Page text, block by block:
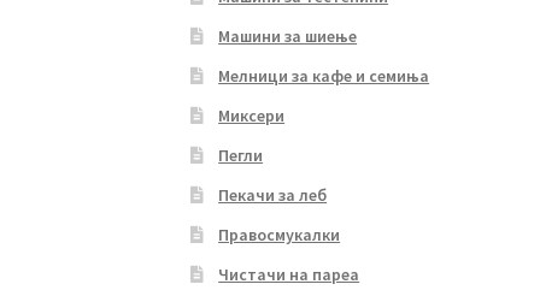
Машини за шиење
Мелници за кафе и семиња
Миксери
Пегли
Пекачи за леб
Правосмукалки
Чистачи на пареа